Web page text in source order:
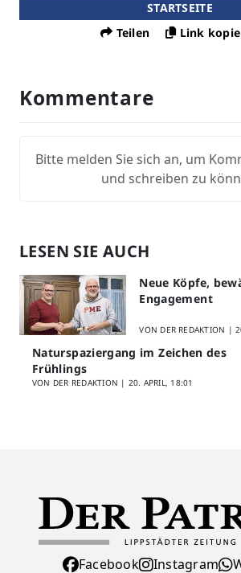
STARTSEITE
Teilen
Link
Kommentare
Bitte melden Sie sich an, um
und schreiben zu
LESEN SIE AUCH
Neue Köpfe,
Engagement
VON DER REDAKTION |
Naturspaziergang im Zeichen des
Frühlings
VON DER REDAKTION | 20. APRIL, 18:01
Facebook Instagram